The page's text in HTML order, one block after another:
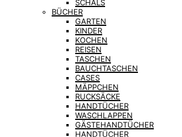
SCHALS
BÜCHER
GARTEN
KINDER
KOCHEN
REISEN
TASCHEN
BAUCHTASCHEN
CASES
MÄPPCHEN
RUCKSÄCKE
HANDTÜCHER
WASCHLAPPEN
GÄSTEHANDTÜCHER
HANDTÜCHER